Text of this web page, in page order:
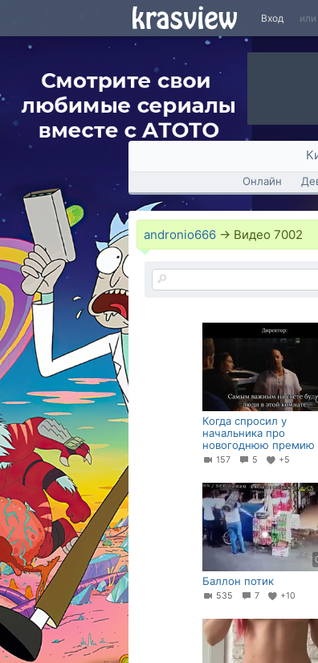
Вход или
Онлайн
andronio666 → Видео 7002
Когда спросил у
начальника про
новогоднюю премию
157 5 +5
Баллон потик
535 7 +10